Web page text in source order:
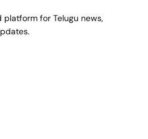
platform for Telugu news,